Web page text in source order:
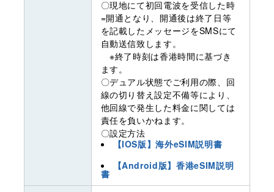
〇現地にて初回電波を受信した時
=開通となり、開通後は終了日等
を記載したメッセージをSMSにて
自動送信致します。
※終了時刻は香港時間に基づき
ます。
〇デュアル状態でご利用の際、回
線の切り替え設定不備等により、
他回線で発生した料金に関しては
責任を負いかねます。
〇設定方法
【IOS版】海外eSIM説明書
【Android版】香港eSIM説明
書